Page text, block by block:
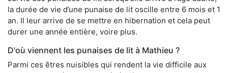
la durée de vie d’une punaise de lit oscille entre 6 mois et 1
an. Il leur arrive de se mettre en hibernation et cela peut
durer une année entière, voire plus.
D'où viennent les punaises de lit à Mathieu ?
Parmi ces êtres nuisibles qui rendent la vie difficile aux